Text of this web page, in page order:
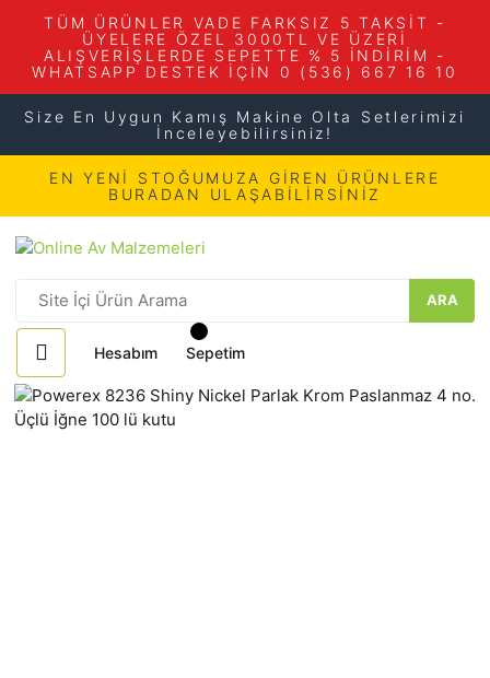
TÜM ÜRÜNLER VADE FARKSIZ 5 TAKSİT -
ÜYELERE ÖZEL 3000TL VE ÜZERİ
ALIŞVERİŞLERDE SEPETTE % 5 İNDİRİM -
WHATSAPP DESTEK İÇİN 0 (536) 667 16 10
Size En Uygun Kamış Makine Olta Setlerimizi
İnceleyebilirsiniz!
EN YENİ STOĞUMUZA GİREN ÜRÜNLERE
BURADAN ULAŞABİLİRSİNİZ
ARA
Hesabım Sepetim